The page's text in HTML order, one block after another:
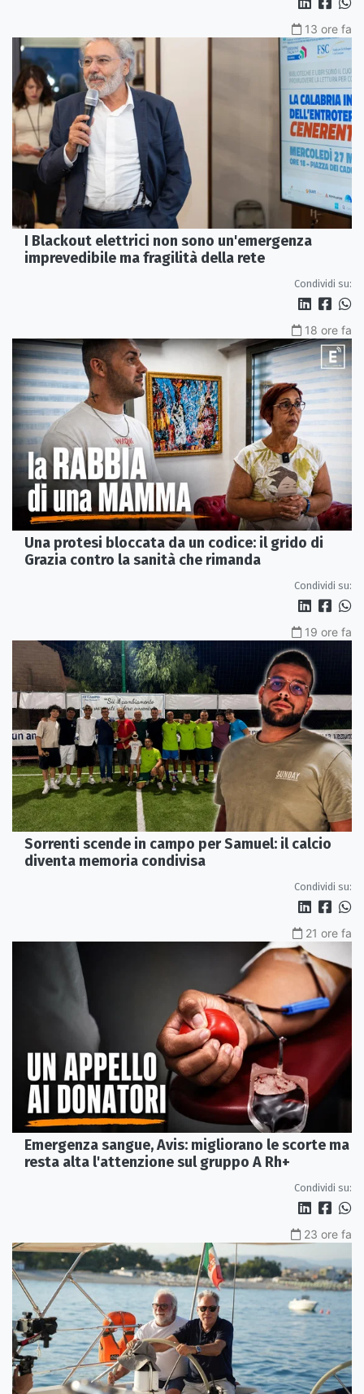
13 ore fa
I Blackout elettrici non sono un'emergenza
imprevedibile ma fragilità della rete
Condividi su:
18 ore fa
Una protesi bloccata da un codice: il grido di
Grazia contro la sanità che rimanda
Condividi su:
19 ore fa
Sorrenti scende in campo per Samuel: il calcio
diventa memoria condivisa
Condividi su:
21 ore fa
Emergenza sangue, Avis: migliorano le scorte ma
resta alta l'attenzione sul gruppo A Rh+
Condividi su:
23 ore fa